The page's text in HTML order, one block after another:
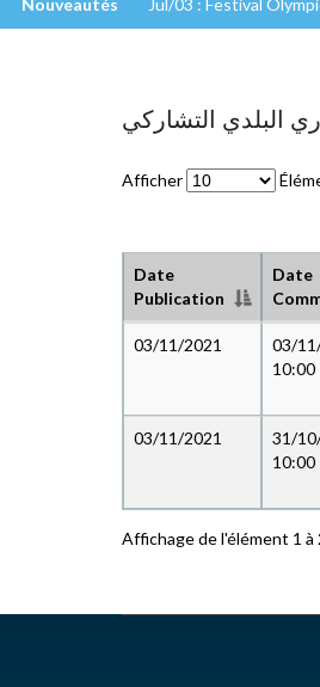
Nouveautés Jul/03 : Festival
Afficher
Date
Publication
Date
03/11/2021
03/
10:00
03/11/2021
31/
10:00
Affichage de l'élément 1 à